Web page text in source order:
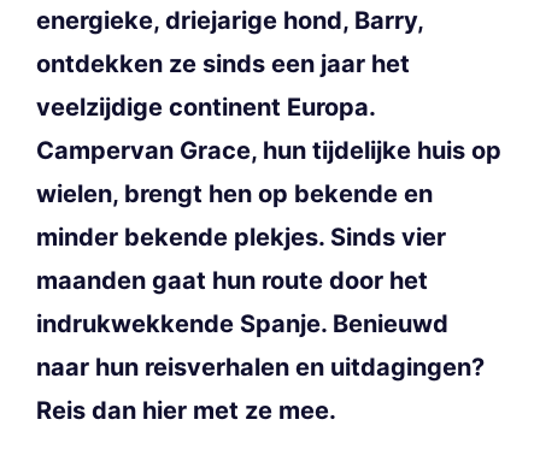
energieke, driejarige hond, Barry,
ontdekken ze sinds een jaar het
veelzijdige continent Europa.
Campervan Grace, hun tijdelijke huis op
wielen, brengt hen op bekende en
minder bekende plekjes. Sinds vier
maanden gaat hun route door het
indrukwekkende Spanje. Benieuwd
naar hun reisverhalen en uitdagingen?
Reis dan hier met ze mee.